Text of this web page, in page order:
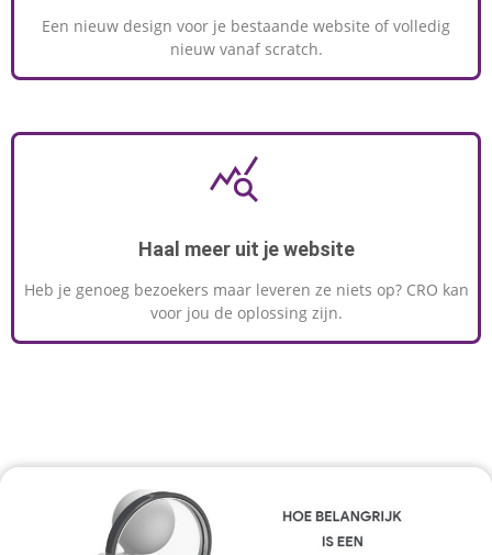
Een nieuw design voor je bestaande website of volledig
nieuw vanaf scratch.
Haal meer uit je website
Heb je genoeg bezoekers maar leveren ze niets op? CRO kan
voor jou de oplossing zijn.